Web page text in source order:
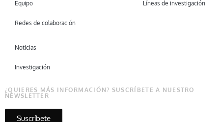
Equipo
Redes de colaboración
Líneas de investigación
Noticias
Investigación
¿QUIERES MÁS INFORMACIÓN? SUSCRÍBETE A NUESTRO
NEWSLETTER
Suscríbete